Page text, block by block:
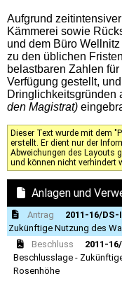
Aufgrund
Kämmerei sowie
und dem Büro
zu den üblichen
belastbaren Zahlen
Verfügung gestellt,
Dringlichkeitsgründen
den Magistrat)
Dieser Text wurde mit dem
erstellt. Er dient nur der
Abweichungen des Layouts
und können nicht verhindert
Anlagen und
Antrag
2011-16/DS-
Zukünftige Nutzung des
Beschluss
2011-
Beschlusslage -
Rosenhöhe